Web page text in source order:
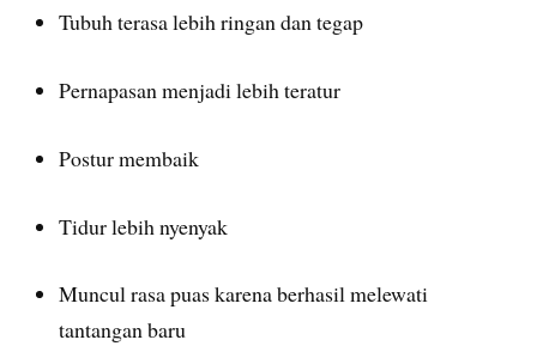
Tubuh terasa lebih ringan dan tegap
Pernapasan menjadi lebih teratur
Postur membaik
Tidur lebih nyenyak
Muncul rasa puas karena berhasil melewati
tantangan baru